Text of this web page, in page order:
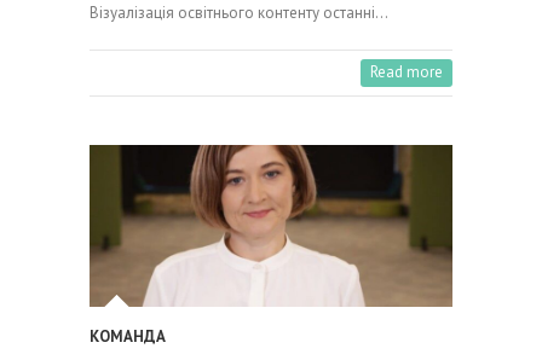
Візуалізація освітнього контенту останні…
Read more
КОМАНДА